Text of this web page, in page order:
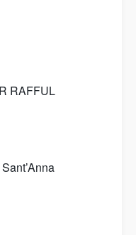
RAFFUL